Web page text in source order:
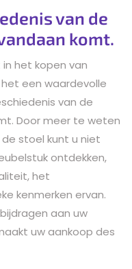
van de
komt.
het kopen van
een waardevolle
van de
Door meer te weten
stoel kunt u niet
ontdekken,
het
kenmerken ervan.
aan uw
uw aankoop des